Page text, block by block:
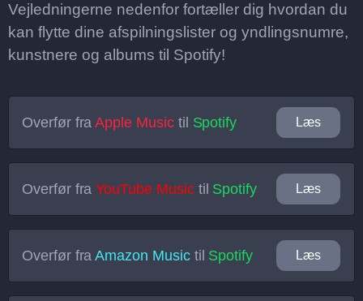
Vejledningerne nedenfor fortæller dig hvordan du
kan flytte dine afspilningslister og yndlingsnumre,
kunstnere og albums til Spotify!
Overfør fraApple Musictil Spotify Læs
Overfør fraYouTube Musictil Spotify Læs
Overfør fraAmazon Musictil Spotify Læs